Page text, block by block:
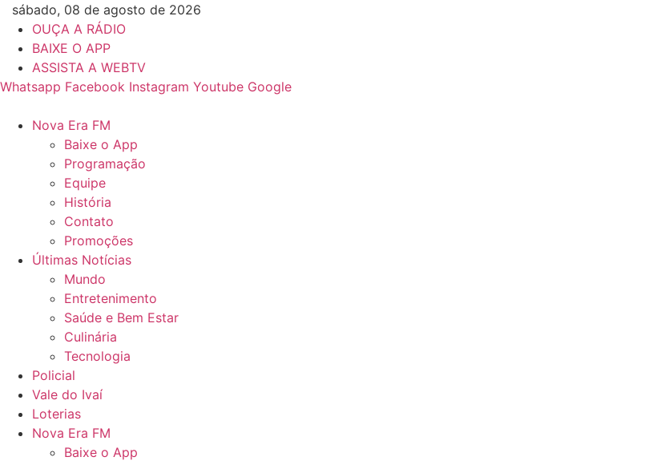
para
conteúdo
sábado, 08 de agosto de 2026
OUÇA A RÁDIO
BAIXE O APP
ASSISTA A WEBTV
Whatsapp Facebook Instagram Youtube Google
Nova Era FM
Baixe o App
Programação
Equipe
História
Contato
Promoções
Últimas Notícias
Mundo
Entretenimento
Saúde e Bem Estar
Culinária
Tecnologia
Policial
Vale do Ivaí
Loterias
Nova Era FM
Baixe o App